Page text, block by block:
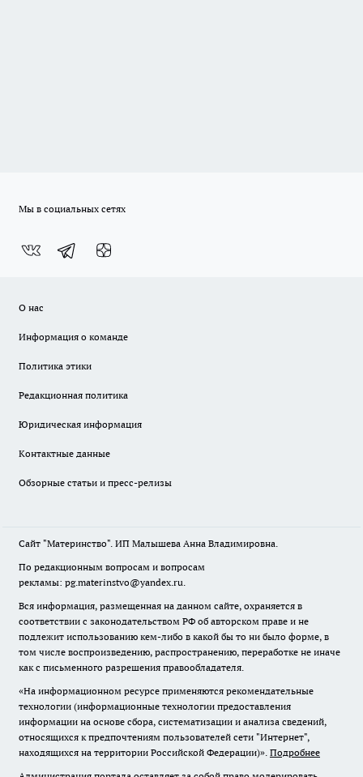
Мы в социальных сетях
О нас
Информация о команде
Политика этики
Редакционная политика
Юридическая информация
Контактные данные
Обзорные статьи и пресс-релизы
Сайт "Материнство". ИП Малышева Анна Владимировна.
По редакционным вопросам и вопросам
рекламы: pg.materinstvo@yandex.ru.
Вся информация, размещенная на данном сайте, охраняется в
соответствии с законодательством РФ об авторском праве и не
подлежит использованию кем-либо в какой бы то ни было форме, в
том числе воспроизведению, распространению, переработке не иначе
как с письменного разрешения правообладателя.
«На информационном ресурсе применяются рекомендательные
технологии (информационные технологии предоставления
информации на основе сбора, систематизации и анализа сведений,
относящихся к предпочтениям пользователей сети "Интернет",
находящихся на территории Российской Федерации)». Подробнее